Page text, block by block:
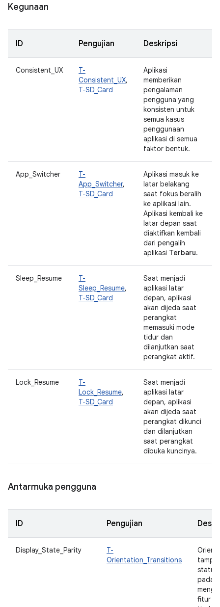
Kegunaan
ID Pengujian Deskripsi
Consistent_UX
T-
Consistent_UX,
T-SD_Card
Aplikasi
memberikan
pengalaman
pengguna yang
konsisten untuk
semua kasus
penggunaan
aplikasi di semua
faktor bentuk.
App_Switcher
T-
App_Switcher,
T-SD_Card
Aplikasi masuk ke
latar belakang
saat fokus beralih
ke aplikasi lain.
Aplikasi kembali ke
latar depan saat
diaktifkan kembali
dari pengalih
aplikasi Terbaru.
Sleep_Resume
T-
Sleep_Resume,
T-SD_Card
Saat menjadi
aplikasi latar
depan, aplikasi
akan dijeda saat
perangkat
memasuki mode
tidur dan
dilanjutkan saat
perangkat aktif.
Lock_Resume
T-
Lock_Resume,
T-SD_Card
Saat menjadi
aplikasi latar
depan, aplikasi
akan dijeda saat
perangkat dikunci
dan dilanjutkan
saat perangkat
dibuka kuncinya.
Antarmuka pengguna
ID Pengujian
Display_State_Parity
T-
Orientation_Transitions
status
pada
fitur